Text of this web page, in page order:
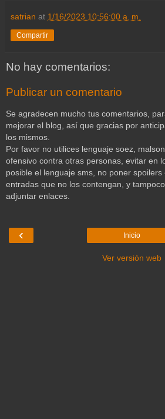
satrian at 1/16/2023 10:56:00 a. m.
Compartir
No hay comentarios:
Publicar un comentario
Se agradecen mucho tus comentarios,
mejorar el blog, así que gracias por
los mismos.
Por favor no utilices lenguaje soez,
ofensivo contra otras personas, evitar en
posible el lenguaje sms, no poner spoilers
entradas que no los contengan, y tampoco
adjuntar enlaces.
‹ Inicio
Ver versión web